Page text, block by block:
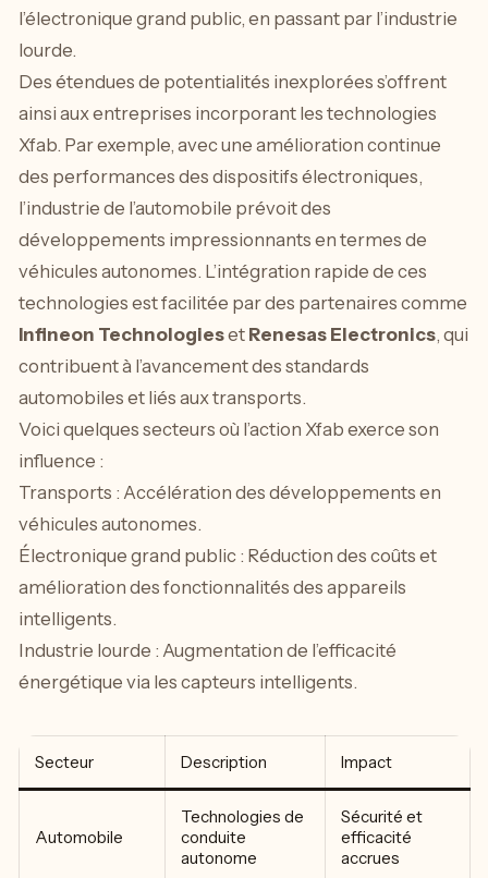
l’électronique grand public, en passant par l’industrie
lourde.
Des étendues de potentialités inexplorées s’offrent
ainsi aux entreprises incorporant les technologies
Xfab. Par exemple, avec une amélioration continue
des performances des dispositifs électroniques,
l’industrie de l’automobile prévoit des
développements impressionnants en termes de
véhicules autonomes. L’intégration rapide de ces
technologies est facilitée par des partenaires comme
Infineon Technologieset Renesas Electronics, qui
contribuent à l’avancement des standards
automobiles et liés aux transports.
Voici quelques secteurs où l’action Xfab exerce son
influence :
Transports : Accélération des développements en
véhicules autonomes.
Électronique grand public : Réduction des coûts et
amélioration des fonctionnalités des appareils
intelligents.
Industrie lourde : Augmentation de l’efficacité
énergétique via les capteurs intelligents.
Secteur Description Impact
Automobile
Technologies de
conduite
autonome
Sécurité et
efficacité
accrues